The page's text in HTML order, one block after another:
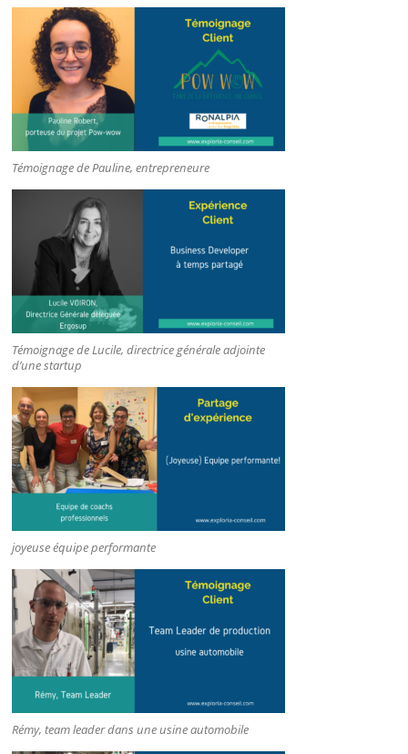
Témoignage de Pauline, entrepreneure
Témoignage de Lucile, directrice générale adjointe
d’une startup
joyeuse équipe performante
Rémy, team leader dans une usine automobile